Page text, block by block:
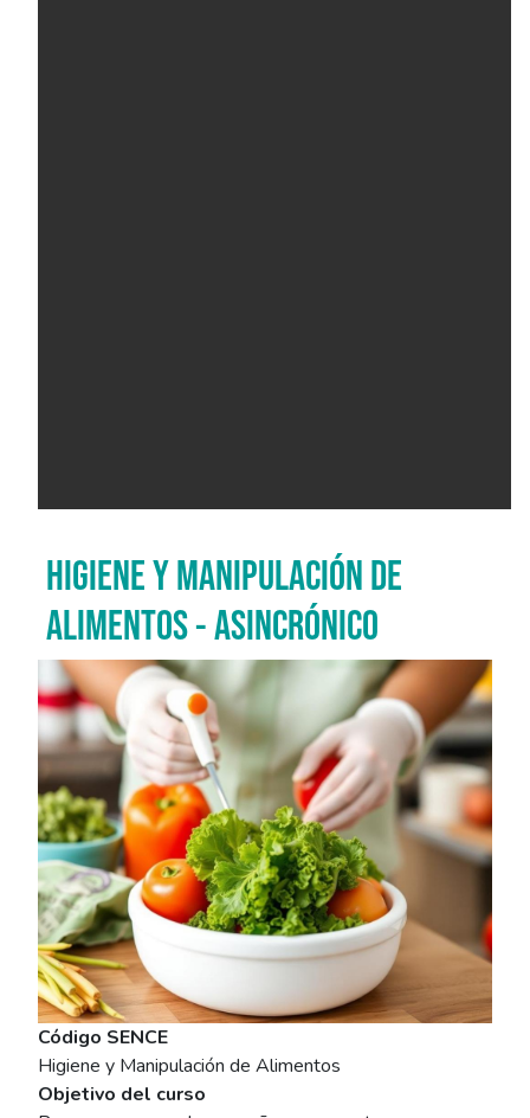
HIGIENE Y MANIPULACIÓN DE
ALIMENTOS - ASINCRÓNICO
Imagen del curso
Código SENCE
Higiene y Manipulación de Alimentos
Objetivo del curso